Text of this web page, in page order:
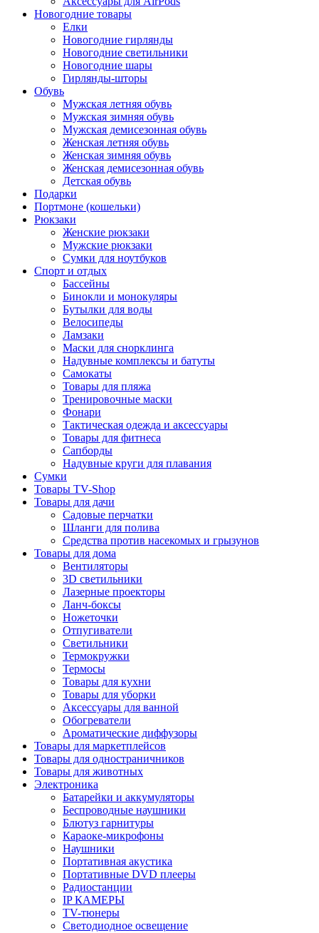
Новогодние товары
Елки
Новогодние гирлянды
Новогодние светильники
Новогодние шары
Гирлянды-шторы
Обувь
Мужская летняя обувь
Мужская зимняя обувь
Мужская демисезонная обувь
Женская летняя обувь
Женская зимняя обувь
Женская демисезонная обувь
Детская обувь
Подарки
Портмоне (кошельки)
Рюкзаки
Женские рюкзаки
Мужские рюкзаки
Сумки для ноутбуков
Спорт и отдых
Бассейны
Бинокли и монокуляры
Бутылки для воды
Велосипеды
Ламзаки
Маски для снорклинга
Надувные комплексы и батуты
Самокаты
Товары для пляжа
Тренировочные маски
Фонари
Тактическая одежда и аксессуары
Товары для фитнеса
Сапборды
Надувные круги для плавания
Сумки
Товары TV-Shop
Товары для дачи
Садовые перчатки
Шланги для полива
Средства против насекомых и грызунов
Товары для дома
Вентиляторы
3D светильники
Лазерные проекторы
Ланч-боксы
Ножеточки
Отпугиватели
Светильники
Термокружки
Термосы
Товары для кухни
Товары для уборки
Аксессуары для ванной
Обогреватели
Ароматические диффузоры
Товары для маркетплейсов
Товары для одностраничников
Товары для животных
Электроника
Батарейки и аккумуляторы
Беспроводные наушники
Блютуз гарнитуры
Караоке-микрофоны
Наушники
Портативная акустика
Портативные DVD плееры
Радиостанции
IP КАМЕРЫ
TV-тюнеры
Светодиодное освещение